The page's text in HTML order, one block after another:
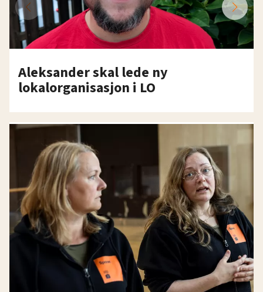
Aleksander skal lede ny
lokalorganisasjon i LO